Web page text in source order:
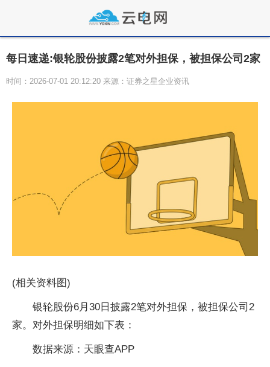
每日速递:银轮股份披露2笔对外担保，被担保公司2家
时间：2026-07-01 20:12:20 来源：证券之星企业资讯
(相关资料图)
银轮股份6月30日披露2笔对外担保，被担保公司2
家。对外担保明细如下表：
数据来源：天眼查APP